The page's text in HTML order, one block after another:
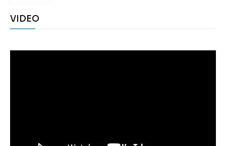
VIDEO